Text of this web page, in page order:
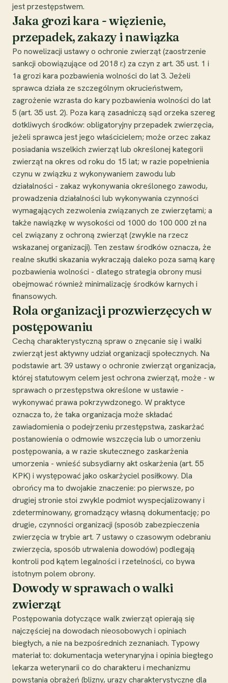
jest przestępstwem.
Jaka grozi kara - więzienie,
przepadek, zakazy i nawiązka
Po nowelizacji ustawy o ochronie zwierząt (zaostrzenie
sankcji obowiązujące od 2018 r.) za czyn z art. 35 ust. 1 i
1a grozi kara pozbawienia wolności do lat 3. Jeżeli
sprawca działa ze szczególnym okrucieństwem,
zagrożenie wzrasta do kary pozbawienia wolności do lat
5 (art. 35 ust. 2). Poza karą zasadniczą sąd orzeka szereg
dotkliwych środków: obligatoryjny przepadek zwierzęcia,
jeżeli sprawca jest jego właścicielem; może orzec zakaz
posiadania wszelkich zwierząt lub określonej kategorii
zwierząt na okres od roku do 15 lat; w razie popełnienia
czynu w związku z wykonywaniem zawodu lub
działalności - zakaz wykonywania określonego zawodu,
prowadzenia działalności lub wykonywania czynności
wymagających zezwolenia związanych ze zwierzętami; a
także nawiązkę w wysokości od 1000 do 100 000 zł na
cel związany z ochroną zwierząt (zwykle na rzecz
wskazanej organizacji). Ten zestaw środków oznacza, że
realne skutki skazania wykraczają daleko poza samą karę
pozbawienia wolności - dlatego strategia obrony musi
obejmować również minimalizację środków karnych i
finansowych.
Rola organizacji prozwierzęcych w
postępowaniu
Cechą charakterystyczną spraw o znęcanie się i walki
zwierząt jest aktywny udział organizacji społecznych. Na
podstawie art. 39 ustawy o ochronie zwierząt organizacja,
której statutowym celem jest ochrona zwierząt, może - w
sprawach o przestępstwa określone w ustawie -
wykonywać prawa pokrzywdzonego. W praktyce
oznacza to, że taka organizacja może składać
zawiadomienia o podejrzeniu przestępstwa, zaskarżać
postanowienia o odmowie wszczęcia lub o umorzeniu
postępowania, a w razie skutecznego zaskarżenia
umorzenia - wnieść subsydiarny akt oskarżenia (art. 55
KPK) i występować jako oskarżyciel posiłkowy. Dla
obrońcy ma to dwojakie znaczenie: po pierwsze, po
drugiej stronie stoi zwykle podmiot wyspecjalizowany i
zdeterminowany, gromadzący własną dokumentację; po
drugie, czynności organizacji (sposób zabezpieczenia
zwierzęcia w trybie art. 7 ustawy o czasowym odebraniu
zwierzęcia, sposób utrwalenia dowodów) podlegają
kontroli pod kątem legalności i rzetelności, co bywa
istotnym polem obrony.
Dowody w sprawach o walki
zwierząt
Postępowania dotyczące walk zwierząt opierają się
najczęściej na dowodach nieosobowych i opiniach
biegłych, a nie na bezpośrednich zeznaniach. Typowy
materiał to: dokumentacja weterynaryjna i opinia biegłego
lekarza weterynarii co do charakteru i mechanizmu
powstania obrażeń (blizny, urazy charakterystyczne dla